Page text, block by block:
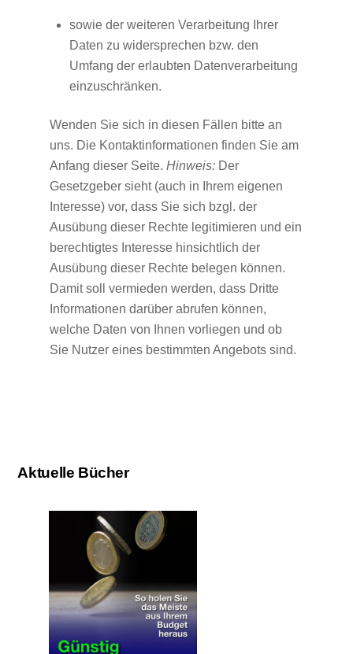
sowie der weiteren Verarbeitung Ihrer
Daten zu widersprechen bzw. den
Umfang der erlaubten Datenverarbeitung
einzuschränken.
Wenden Sie sich in diesen Fällen bitte an
uns. Die Kontaktinformationen finden Sie am
Anfang dieser Seite. Hinweis:Der
Gesetzgeber sieht (auch in Ihrem eigenen
Interesse) vor, dass Sie sich bzgl. der
Ausübung dieser Rechte legitimieren und ein
berechtigtes Interesse hinsichtlich der
Ausübung dieser Rechte belegen können.
Damit soll vermieden werden, dass Dritte
Informationen darüber abrufen können,
welche Daten von Ihnen vorliegen und ob
Sie Nutzer eines bestimmten Angebots sind.
Aktuelle Bücher